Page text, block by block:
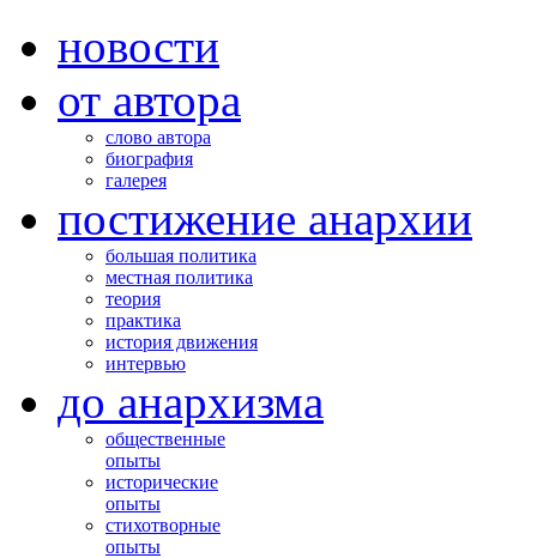
новости
от автора
слово автора
биография
галерея
постижение анархии
большая политика
местная политика
теория
практика
история движения
интервью
до анархизма
общественные
опыты
исторические
опыты
стихотворные
опыты